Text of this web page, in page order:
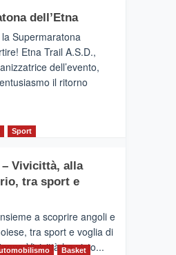
dell’Etna
Supermaratona
Etna Trail A.S.D.,
dell’evento,
il ritorno
Sport
– Vivicittà, alla
tra sport e
a scoprire angoli e
tra sport e voglia di
Vivicittà ha visto...
Basket